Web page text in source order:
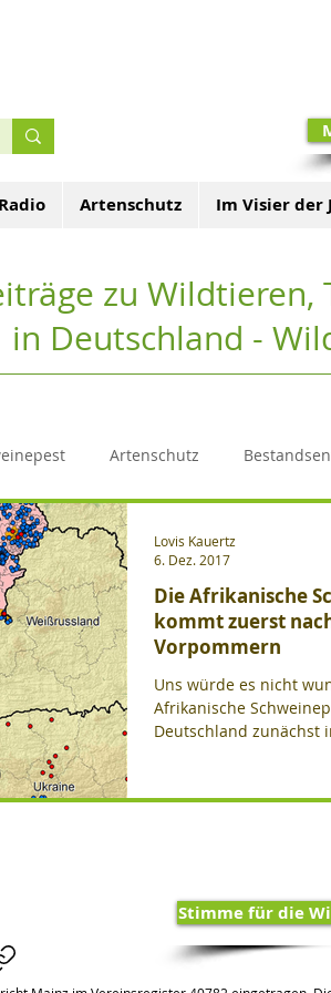
Artenschutz Im Visier der
zu
in Deutschland -
Artenschutz
Fallenjagd Feldhasen
jagdfreie Grundstücke
Video Vögel Waschbären
Landkreis Uckermark
Berlin-Brandenburg
Hessen
Die Afrikanische
kommt zuerst
Vorpommern
Uns würde es nicht
Afrikanische
Deutschland zunächst
Lovis Kauertz
6. Dez. 2017
Stimme für die